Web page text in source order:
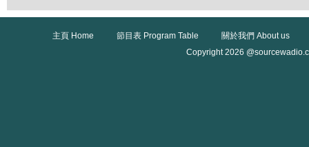
主頁 Home 節目表 Program Table
關於我們 About us
Copyright 2026